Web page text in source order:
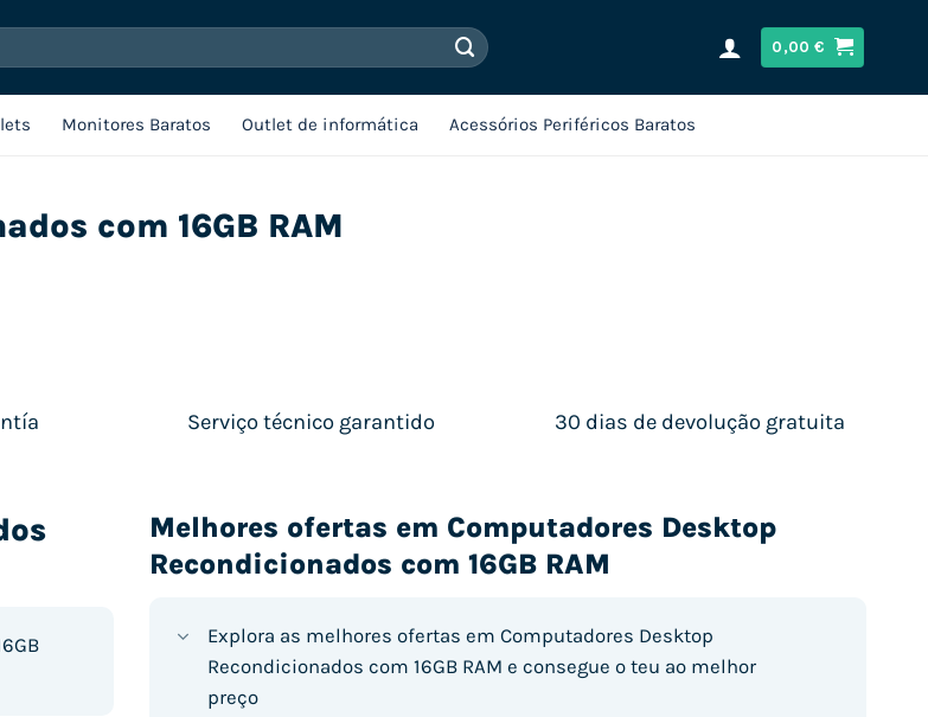
0,00€
Monitores Baratos Outlet de informática Acessórios Periféricos Baratos
com 16GB RAM
Serviço técnico garantido 30 dias de devolução gratuita
Melhores ofertas em Computadores Desktop
Recondicionados com 16GB RAM
Explora as melhores ofertas em Computadores Desktop
Recondicionados com 16GB RAM e consegue o teu ao melhor
preço